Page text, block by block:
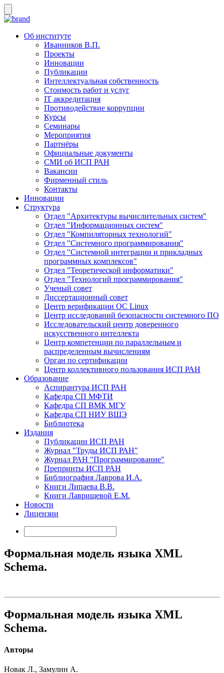
Об институте
Иванников В.П.
Проекты
Инновации
Публикации
Интеллектуальная собственность
Стоимость работ и услуг
IT аккредитация
Противодействие коррупции
Курсы
Семинары
Мероприятия
Партнёры
Официальные документы
СМИ об ИСП РАН
Вакансии
Фирменный стиль
Контакты
Инновации
Структура
Отдел "Архитектуры вычислительных систем"
Отдел "Информационных систем"
Отдел "Компиляторных технологий"
Отдел "Системного программирования"
Отдел "Системной интеграции и прикладных
программных комплексов"
Отдел "Теоретической информатики"
Отдел "Технологий программирования"
Ученый совет
Диссертационный совет
Центр верификации ОС Linux
Центр исследований безопасности системного ПО
Исследовательский центр доверенного
искусственного интеллекта
Центр компетенции по параллельным и
распределенным вычислениям
Орган по сертификации
Центр коллективного пользования ИСП РАН
Образование
Аспирантура ИСП РАН
Кафедра СП МФТИ
Кафедра СП ВМК МГУ
Кафедра СП НИУ ВШЭ
Библиотека
Издания
Публикации ИСП РАН
Журнал "Труды ИСП РАН"
Журнал РАН "Программирование"
Препринты ИСП РАН
Библиография Лаврова И.А.
Книги Липаева В.В.
Книги Лаврищевой Е.М.
Новости
Лицензии
Формальная модель языка XML
Schema.
Формальная модель языка XML
Schema.
Авторы
Новак Л., Замулин А.